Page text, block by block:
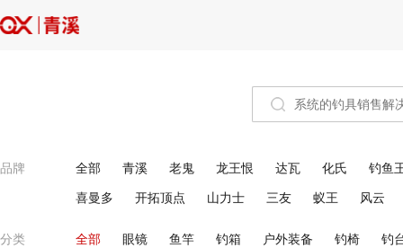
品牌 全部 青溪 老鬼 龙王恨 达瓦 化氏
钓鱼
喜曼多
开拓顶点 山力士 三友 蚁王 风云
分类 全部 眼镜 鱼竿 钓箱 户外装备 钓椅
钓